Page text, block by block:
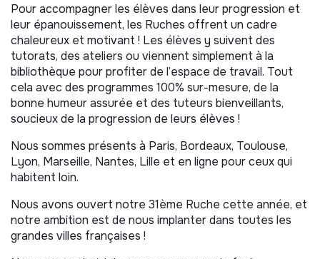
Pour accompagner les élèves dans leur progression et
leur épanouissement, les Ruches offrent un cadre
chaleureux et motivant ! Les élèves y suivent des
tutorats, des ateliers ou viennent simplement à la
bibliothèque pour profiter de l’espace de travail. Tout
cela avec des programmes 100% sur-mesure, de la
bonne humeur assurée et des tuteurs bienveillants,
soucieux de la progression de leurs élèves !
Nous sommes présents à Paris, Bordeaux, Toulouse,
Lyon, Marseille, Nantes, Lille et en ligne pour ceux qui
habitent loin.
Nous avons ouvert notre 31ème Ruche cette année, et
notre ambition est de nous implanter dans toutes les
grandes villes françaises !